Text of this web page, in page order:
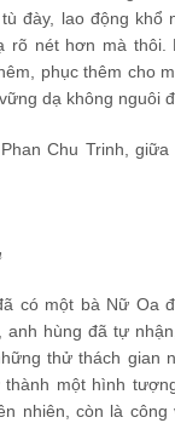
đày, lao động
rõ nét hơn mà
phục thêm cho
dạ không nguôi
Chu Trinh,
có một bà Nữ Oa
hùng đã tự
thử thách gian
thành một hình
nhiên, còn là